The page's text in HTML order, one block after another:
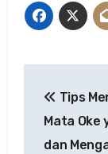
Tips
Mata Oke
dan